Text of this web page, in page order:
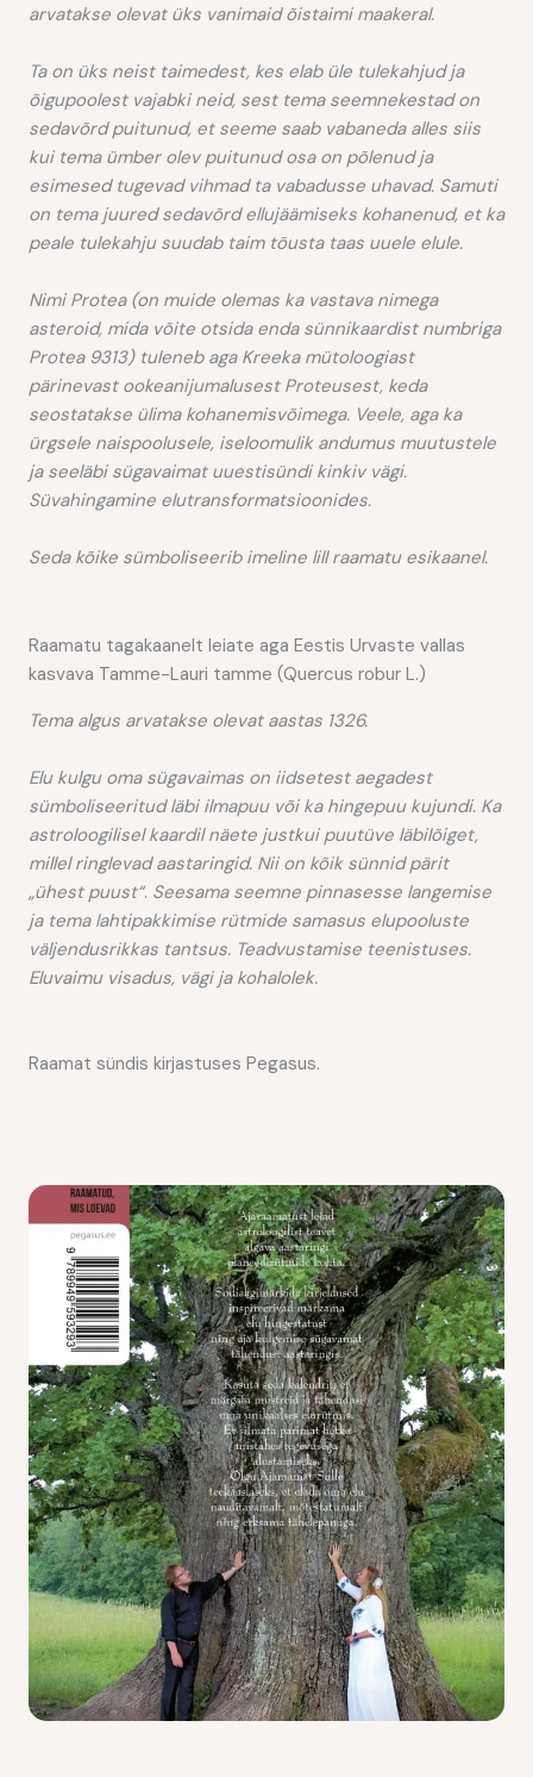
arvatakse olevat üks vanimaid õistaimi maakeral.
Ta on üks neist taimedest, kes elab üle tulekahjud ja
õigupoolest vajabki neid, sest tema seemnekestad on
sedavõrd puitunud, et seeme saab vabaneda alles siis
kui tema ümber olev puitunud osa on põlenud ja
esimesed tugevad vihmad ta vabadusse uhavad. Samuti
on tema juured sedavõrd ellujäämiseks kohanenud, et ka
peale tulekahju suudab taim tõusta taas uuele elule.
Nimi Protea (on muide olemas ka vastava nimega
asteroid, mida võite otsida enda sünnikaardist numbriga
Protea 9313) tuleneb aga Kreeka mütoloogiast
pärinevast ookeanijumalusest Proteusest, keda
seostatakse ülima kohanemisvõimega. Veele, aga ka
ürgsele naispoolusele, iseloomulik andumus muutustele
ja seeläbi sügavaimat uuestisündi kinkiv vägi.
Süvahingamine elutransformatsioonides.
Seda kõike sümboliseerib imeline lill raamatu esikaanel.
Raamatu tagakaanelt leiate aga Eestis Urvaste vallas
kasvava Tamme-Lauri tamme (Quercus robur L.)
Tema algus arvatakse olevat aastas 1326.
Elu kulgu oma sügavaimas on iidsetest aegadest
sümboliseeritud läbi ilmapuu või ka hingepuu kujundi. Ka
astroloogilisel kaardil näete justkui puutüve läbilõiget,
millel ringlevad aastaringid. Nii on kõik sünnid pärit
„ühest puust“. Seesama seemne pinnasesse langemise
ja tema lahtipakkimise rütmide samasus elupooluste
väljendusrikkas tantsus. Teadvustamise teenistuses.
Eluvaimu visadus, vägi ja kohalolek.
Raamat sündis kirjastuses Pegasus.